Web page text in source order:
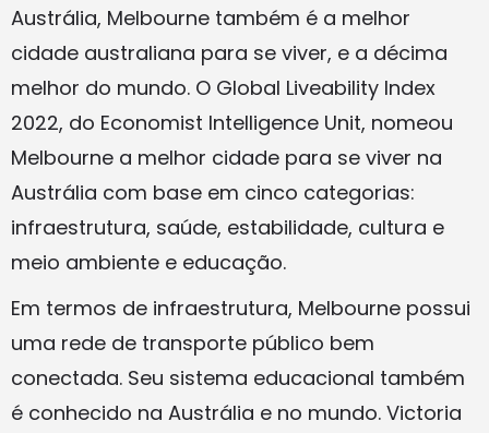
Austrália, Melbourne também é a melhor
cidade australiana para se viver, e a décima
melhor do mundo. O Global Liveability Index
2022, do Economist Intelligence Unit, nomeou
Melbourne a melhor cidade para se viver na
Austrália com base em cinco categorias:
infraestrutura, saúde, estabilidade, cultura e
meio ambiente e educação.
Em termos de infraestrutura, Melbourne possui
uma rede de transporte público bem
conectada. Seu sistema educacional também
é conhecido na Austrália e no mundo. Victoria